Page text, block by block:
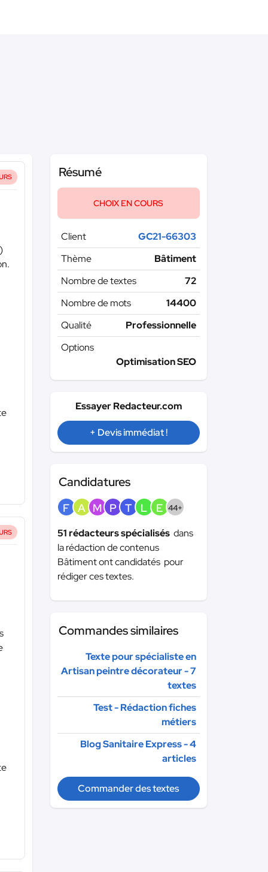
Résumé
CHOIX EN COURS
Client
GC21-66303
Thème
Bâtiment
Nombre de textes
72
Nombre de mots
14400
Qualité
Professionnelle
Options
Optimisation SEO
Essayer Redacteur.com
+ Devis immédiat !
Candidatures
F A M P T L E 44+
51 rédacteurs spécialisés dans
la rédaction de contenus
Bâtiment ont candidatés pour
rédiger ces textes.
Commandes similaires
Texte pour spécialiste en
Artisan peintre décorateur - 7
textes
Test - Rédaction fiches
métiers
Blog Sanitaire Express - 4
articles
Commander des textes